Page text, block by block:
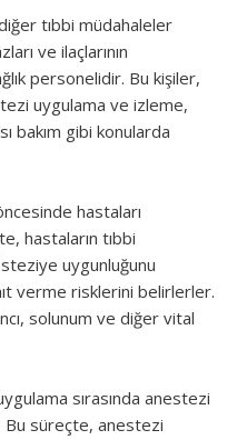
tıbbi müdahaleler
ve ilaçlarının
personelidir. Bu kişiler,
uygulama ve izleme,
bakım gibi konularda
hastaları
hastaların tıbbi
uygunluğunu
verme risklerini belirlerler.
solunum ve diğer vital
sırasında anestezi
Bu süreçte, anestezi